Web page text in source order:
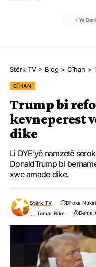
Ya
Stêrk TV > Blog > Cîhan >
CÎHAN
Trump bi
kevneperest
dike
Li DYE’yê namzetê
DonaldTrump bi
xwe amade dike.
Stêrk TV
Dîroka
Dema